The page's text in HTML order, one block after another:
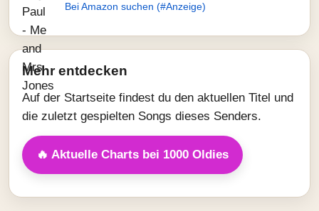
Bei Amazon suchen (#Anzeige)
Mehr entdecken
Auf der Startseite findest du den aktuellen Titel und
die zuletzt gespielten Songs dieses Senders.
🔥 Aktuelle Charts bei 1000 Oldies